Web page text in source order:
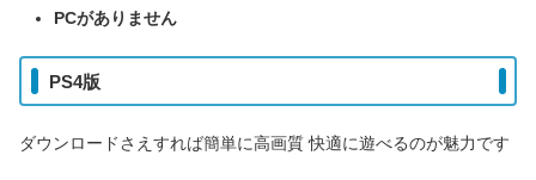
PCがありません
PS4版
ダウンロードさえすれば簡単に高画質 快適に遊べるのが魅力です